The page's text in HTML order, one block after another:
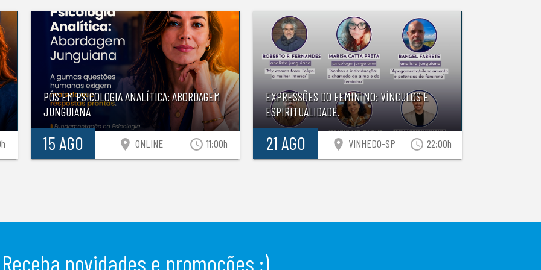
PÓS EM PSICOLOGIA ANALÍTICA: ABORDAGEM
JUNGUIANA
15 AGO location_on ONLINE access_time 11:00h
EXPRESSÕES DO FEMININO: VÍNCULOS E
ESPIRITUALIDADE.
21 AGO location_on VINHEDO-SP access_time 22:00h
Receba novidades e promoções ;)